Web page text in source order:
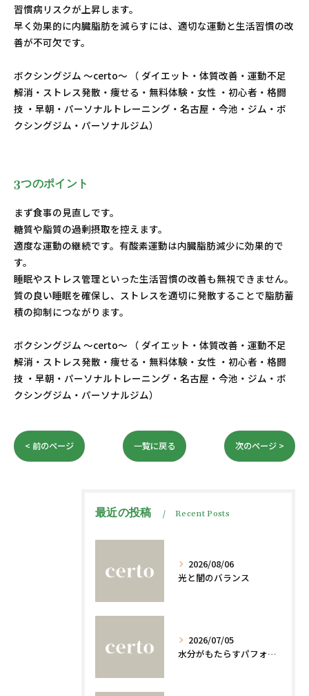
習慣病リスクが上昇します。
早く効果的に内臓脂肪を減らすには、適切な運動と生活習慣の改
善が不可欠です。
ボクシングジム ～certo～ （ ダイエット・体質改善・運動不足
解消・ストレス発散・痩せる・無料体験・女性 ・初心者・格闘
技 ・早朝・パーソナルトレーニング・名古屋・今池・ジム・ボ
クシングジム・パーソナルジム）
3つのポイント
まず食事の見直しです。
糖質や脂質の過剰摂取を控えます。
適度な運動の継続です。有酸素運動は内臓脂肪減少に効果的で
す。
睡眠やストレス管理といった生活習慣の改善も無視できません。
質の良い睡眠を確保し、ストレスを適切に発散することで脂肪蓄
積の抑制につながります。
ボクシングジム ～certo～ （ ダイエット・体質改善・運動不足
解消・ストレス発散・痩せる・無料体験・女性 ・初心者・格闘
技 ・早朝・パーソナルトレーニング・名古屋・今池・ジム・ボ
クシングジム・パーソナルジム）
< 前のページ 一覧に戻る 次のページ >
最近の投稿 Recent Posts
2026/08/06
光と闇のバランス
2026/07/05
水分がもたらすパフォーマンスへの影響